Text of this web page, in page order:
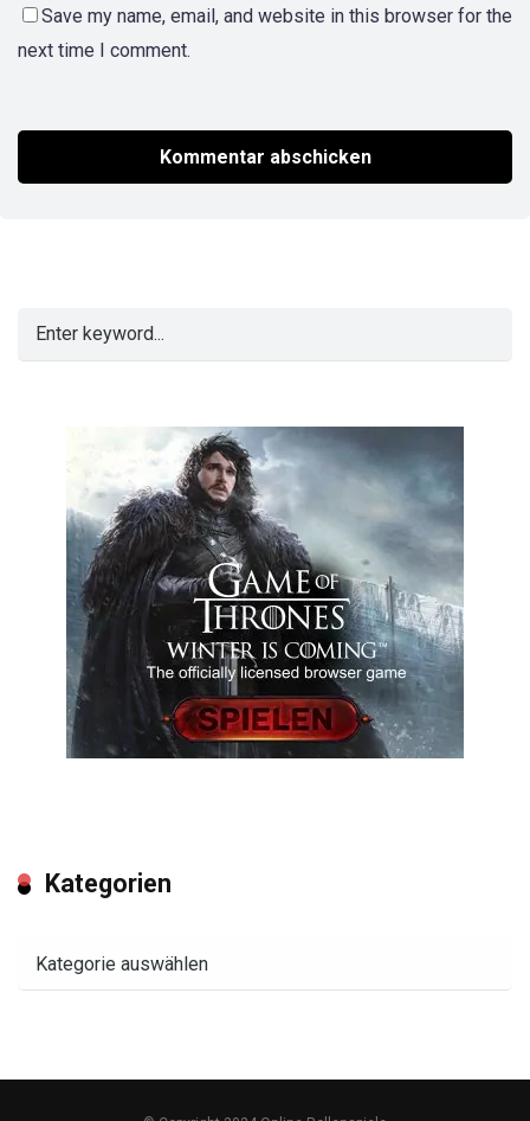
Save my name, email, and website in this browser for the
next time I comment.
Kategorien